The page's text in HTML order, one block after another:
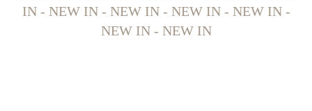
IN - NEW IN - NEW IN - NEW IN - NEW IN -
NEW IN - NEW IN